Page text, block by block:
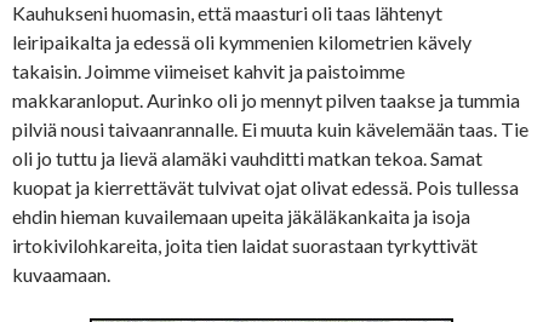
Kauhukseni huomasin, että maasturi oli taas lähtenyt
leiripaikalta ja edessä oli kymmenien kilometrien kävely
takaisin. Joimme viimeiset kahvit ja paistoimme
makkaranloput. Aurinko oli jo mennyt pilven taakse ja tummia
pilviä nousi taivaanrannalle. Ei muuta kuin kävelemään taas. Tie
oli jo tuttu ja lievä alamäki vauhditti matkan tekoa. Samat
kuopat ja kierrettävät tulvivat ojat olivat edessä. Pois tullessa
ehdin hieman kuvailemaan upeita jäkäläkankaita ja isoja
irtokivilohkareita, joita tien laidat suorastaan tyrkyttivät
kuvaamaan.